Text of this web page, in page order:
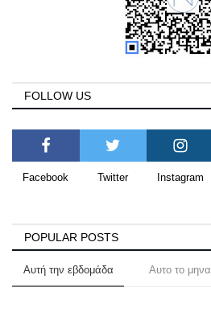
Sustainability
Health
In Pictures
Aegean Islands
FOLLOW US
Facebook Twitter Instagram
POPULAR POSTS
Αυτή την εβδομάδα Αυτο το μηνα